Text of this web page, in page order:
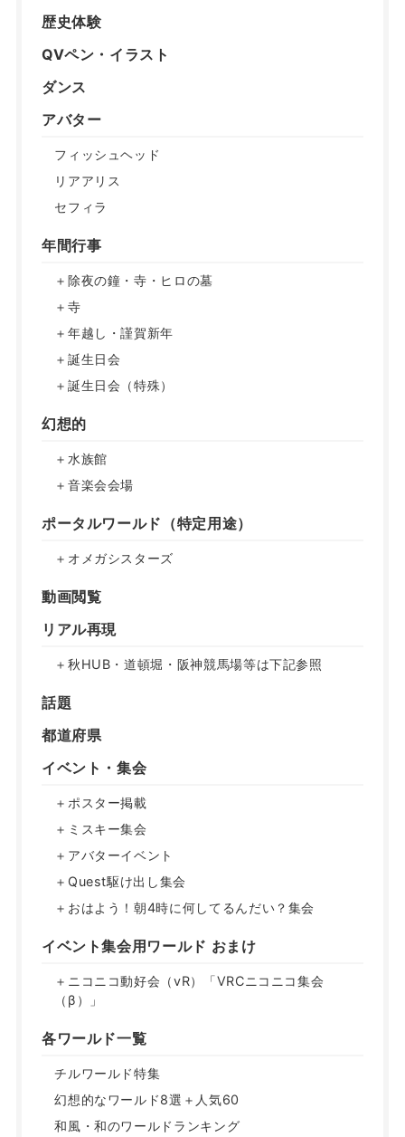
歴史体験
QVペン・イラスト
ダンス
アバター
フィッシュヘッド
リアアリス
セフィラ
年間行事
＋除夜の鐘・寺・ヒロの墓
＋寺
＋年越し・謹賀新年
＋誕生日会
＋誕生日会（特殊）
幻想的
＋水族館
＋音楽会会場
ポータルワールド（特定用途）
＋オメガシスターズ
動画閲覧
リアル再現
＋秋HUB・道頓堀・阪神競馬場等は下記参照
話題
都道府県
イベント・集会
＋ポスター掲載
＋ミスキー集会
＋アバターイベント
＋Quest駆け出し集会
＋おはよう！朝4時に何してるんだい？集会
イベント集会用ワールド おまけ
＋ニコニコ動好会（vR）「VRCニコニコ集会
（β）」
各ワールド一覧
チルワールド特集
幻想的なワールド8選＋人気60
和風・和のワールドランキング